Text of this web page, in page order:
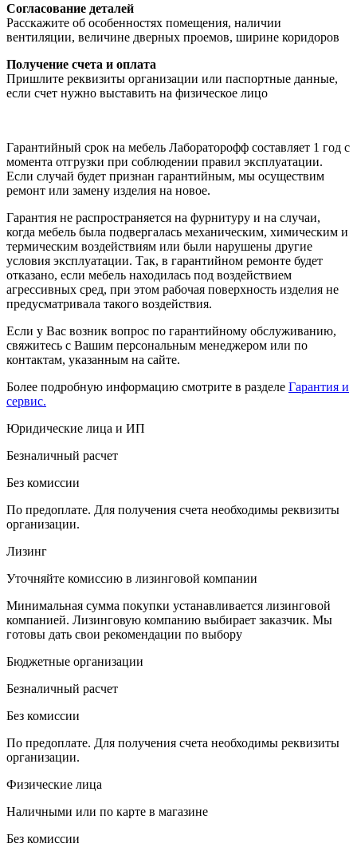
Согласование деталей
Расскажите об особенностях помещения, наличии
вентиляции, величине дверных проемов, ширине коридоров
Получение счета и оплата
Пришлите реквизиты организации или паспортные данные,
если счет нужно выставить на физическое лицо
Гарантийный срок на мебель Лабораторофф составляет 1 год с
момента отгрузки при соблюдении правил эксплуатации.
Если случай будет признан гарантийным, мы осуществим
ремонт или замену изделия на новое.
Гарантия не распространяется на фурнитуру и на случаи,
когда мебель была подвергалась механическим, химическим и
термическим воздействиям или были нарушены другие
условия эксплуатации. Так, в гарантийном ремонте будет
отказано, если мебель находилась под воздействием
агрессивных сред, при этом рабочая поверхность изделия не
предусматривала такого воздействия.
Если у Вас возник вопрос по гарантийному обслуживанию,
свяжитесь с Вашим персональным менеджером или по
контактам, указанным на сайте.
Более подробную информацию смотрите в разделе Гарантия и
сервис.
Юридические лица и ИП
Безналичный расчет
Без комиссии
По предоплате. Для получения счета необходимы реквизиты
организации.
Лизинг
Уточняйте комиссию в лизинговой компании
Минимальная сумма покупки устанавливается лизинговой
компанией. Лизинговую компанию выбирает заказчик. Мы
готовы дать свои рекомендации по выбору
Бюджетные организации
Безналичный расчет
Без комиссии
По предоплате. Для получения счета необходимы реквизиты
организации.
Физические лица
Наличными или по карте в магазине
Без комиссии